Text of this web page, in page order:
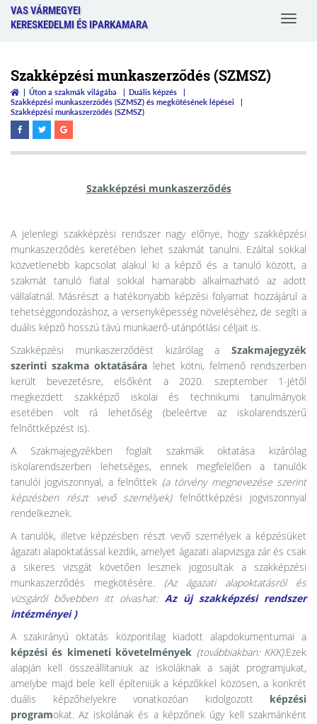
VAS VÁRMEGYEI
KERESKEDELMI ÉS IPARKAMARA
Toggle
Szakképzési munkaszerződés (SZMSZ)
Úton a szakmák világába
Duális képzés
Szakképzési munkaszerződés (SZMSZ) és megkötésének lépései
Szakképzési munkaszerződés (SZMSZ)
Szakképzési munkaszerződés
A jelenlegi szakképzési rendszer nagy előnye, hogy szakképzési
munkaszerződés keretében lehet szakmát tanulni. Ezáltal sokkal
közvetlenebb kapcsolat alakul ki a képző és a tanuló között, a
szakmát tanuló fiatal sokkal hamarabb alkalmazható az adott
vállalatnál. Másrészt a hatékonyabb képzési folyamat hozzájárul a
tehetséggondozáshoz, a versenyképesség növeléséhez, de segíti a
duális képző hosszú távú munkaerő-utánpótlási céljait is.
Szakképzési munkaszerződést kizárólag a Szakmajegyzék
szerinti szakma oktatására lehet kötni, felmenő rendszerben
került bevezetésre, elsőként a 2020. szeptember 1-jétől
megkezdett szakképző iskolai és technikumi tanulmányok
esetében volt rá lehetőség (beleértve az iskolarendszerű
felnőttképzést is).
A Szakmajegyzékben foglalt szakmák oktatása kizárólag
iskolarendszerben lehetséges, ennek megfelelően a tanulók
tanulói jogviszonnyal, a felnőttek (a törvény megnevezése szerint
képzésben részt vevő személyek)felnőttképzési jogviszonnyal
rendelkeznek.
A tanulók, illetve képzésben részt vevő személyek a képzésüket
ágazati alapoktatással kezdik, amelyet ágazati alapvizsga zár és csak
a sikeres vizsgát követően lesznek jogosultak a szakképzési
munkaszerződés megkötésére. (Az ágazati alapoktatásról és
vizsgáról bővebben itt olvashat: Az új szakképzési rendszer
intézményei)
A szakirányú oktatás központilag kiadott alapdokumentumai a
képzési és kimeneti követelmények (továbbiakban: KKK).Ezek
alapján kell összeállítaniuk az iskoláknak a saját programjukat,
amelybe majd bele kell építeniük a képzőkkel közösen, a konkrét
duális képzőhelyekre vonatkozóan kidolgozott képzési
programokat. Az iskolának és a képzőnek úgy kell szakmánként